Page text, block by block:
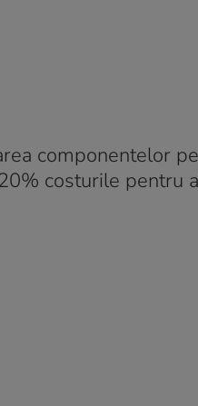
componentelor
costurile pentru